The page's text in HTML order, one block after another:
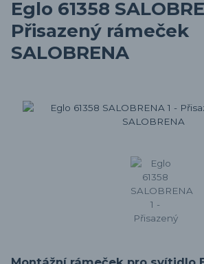
Eglo 61358
Přisazený rámeček
SALOBRENA